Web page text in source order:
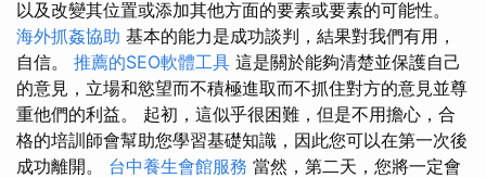
以及改變其位置或添加其他方面的要素或要素的可能性。
海外抓姦協助 基本的能力是成功談判，結果對我們有用，
自信。 推薦的SEO軟體工具 這是關於能夠清楚並保護自己
的意見，立場和慾望而不積極進取而不抓住對方的意見並尊
重他們的利益。 起初，這似乎很困難，但是不用擔心，合
格的培訓師會幫助您學習基礎知識，因此您可以在第一次後
成功離開。 台中養生會館服務 當然，第二天，您將一定會